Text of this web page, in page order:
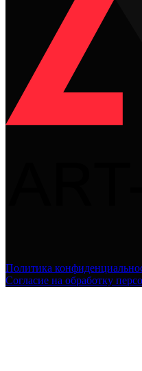
Политика
Согласие на обработку